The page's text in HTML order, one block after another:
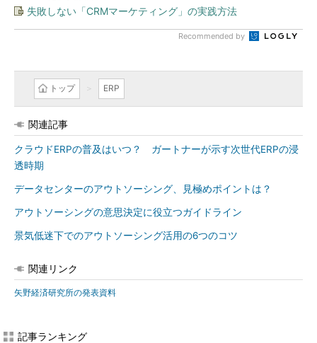
失敗しない「CRMマーケティング」の実践方法
Recommended by
トップ ERP
関連記事
クラウドERPの普及はいつ？ ガートナーが示す次世代ERPの浸
透時期
データセンターのアウトソーシング、見極めポイントは？
アウトソーシングの意思決定に役立つガイドライン
景気低迷下でのアウトソーシング活用の6つのコツ
関連リンク
矢野経済研究所の発表資料
記事ランキング